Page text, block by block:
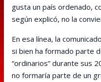
gusta un país ordenado,
según explicó, no la
En esa línea, la
si bien ha formado parte
“ordinarios” durante sus
no formaría parte de un